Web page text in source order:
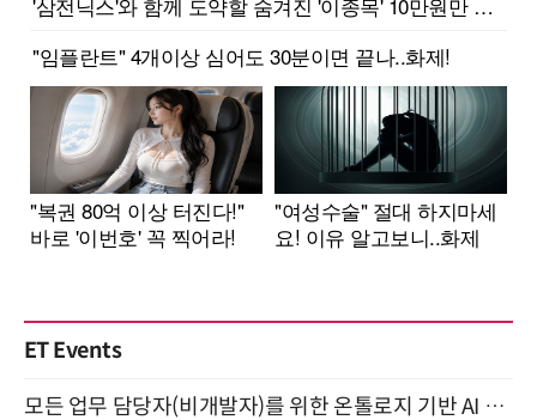
ET Events
모든 업무 담당자(비개발자)를 위한 온톨로지 기반 AI 지식체계 설계 1-day 워크숍 8월 20일 개최